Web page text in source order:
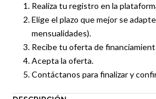
Realiza tu registro en la
Elige el plazo que mejor se
mensualidades).
Recibe tu oferta de
Acepta la oferta.
Contáctanos para finalizar y